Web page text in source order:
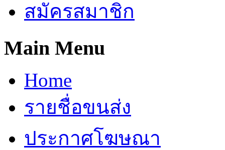
สมัครสมาชิก
Main Menu
Home
รายชื่อขนส่ง
ประกาศโฆษณา